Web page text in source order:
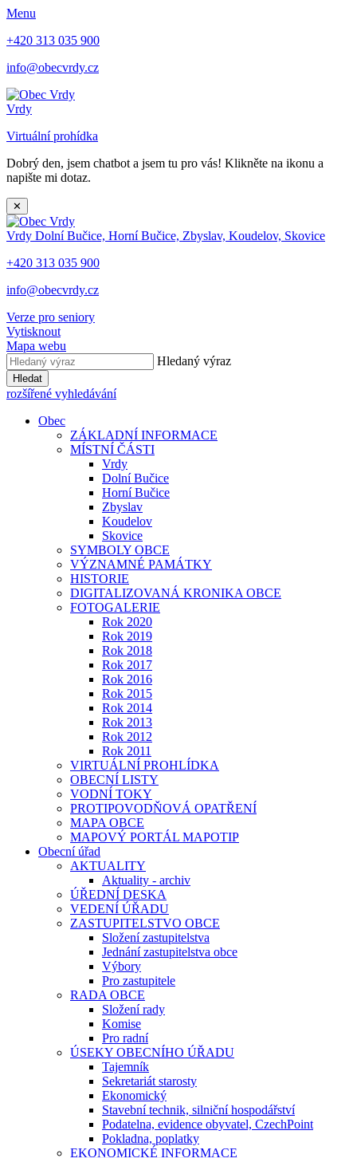
Menu
+420 313 035 900
info@obecvrdy.cz
Vrdy
Virtuální prohídka
Dobrý den, jsem chatbot a jsem tu pro vás! Klikněte na ikonu a
napište mi dotaz.
✕
Vrdy Dolní Bučice, Horní Bučice, Zbyslav, Koudelov, Skovice
+420 313 035 900
info@obecvrdy.cz
Verze pro seniory
Vytisknout
Mapa webu
Hledaný výraz
Hledat
rozšířené vyhledávání
Obec
ZÁKLADNÍ INFORMACE
MÍSTNÍ ČÁSTI
Vrdy
Dolní Bučice
Horní Bučice
Zbyslav
Koudelov
Skovice
SYMBOLY OBCE
VÝZNAMNÉ PAMÁTKY
HISTORIE
DIGITALIZOVANÁ KRONIKA OBCE
FOTOGALERIE
Rok 2020
Rok 2019
Rok 2018
Rok 2017
Rok 2016
Rok 2015
Rok 2014
Rok 2013
Rok 2012
Rok 2011
VIRTUÁLNÍ PROHLÍDKA
OBECNÍ LISTY
VODNÍ TOKY
PROTIPOVODŇOVÁ OPATŘENÍ
MAPA OBCE
MAPOVÝ PORTÁL MAPOTIP
Obecní úřad
AKTUALITY
Aktuality - archiv
ÚŘEDNÍ DESKA
VEDENÍ ÚŘADU
ZASTUPITELSTVO OBCE
Složení zastupitelstva
Jednání zastupitelstva obce
Výbory
Pro zastupitele
RADA OBCE
Složení rady
Komise
Pro radní
ÚSEKY OBECNÍHO ÚŘADU
Tajemník
Sekretariát starosty
Ekonomický
Stavební technik, silniční hospodářství
Podatelna, evidence obyvatel, CzechPoint
Pokladna, poplatky
EKONOMICKÉ INFORMACE